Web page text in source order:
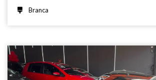
Branca